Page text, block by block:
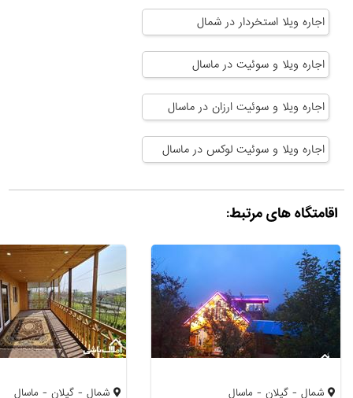
اجاره ویلا استخردار در شمال
اجاره ویلا و سوئیت در ماسال
اجاره ویلا و سوئیت ارزان در ماسال
اجاره ویلا و سوئیت لوکس در ماسال
اقامتگاه های مرتبط:
شمال - گیلان - ماسال شمال - گیلان - ماسال